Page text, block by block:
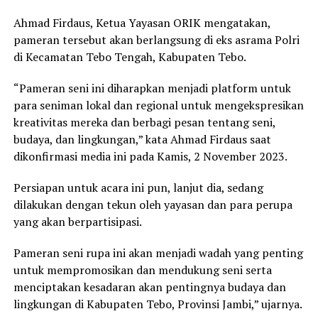
Ahmad Firdaus, Ketua Yayasan ORIK mengatakan,
pameran tersebut akan berlangsung di eks asrama Polri
di Kecamatan Tebo Tengah, Kabupaten Tebo.
“Pameran seni ini diharapkan menjadi platform untuk
para seniman lokal dan regional untuk mengekspresikan
kreativitas mereka dan berbagi pesan tentang seni,
budaya, dan lingkungan,” kata Ahmad Firdaus saat
dikonfirmasi media ini pada Kamis, 2 November 2023.
Persiapan untuk acara ini pun, lanjut dia, sedang
dilakukan dengan tekun oleh yayasan dan para perupa
yang akan berpartisipasi.
Pameran seni rupa ini akan menjadi wadah yang penting
untuk mempromosikan dan mendukung seni serta
menciptakan kesadaran akan pentingnya budaya dan
lingkungan di Kabupaten Tebo, Provinsi Jambi,” ujarnya.